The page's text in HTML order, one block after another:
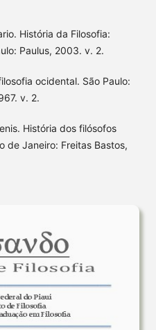
História da Filosofia:
Paulus, 2003. v. 2.
ocidental. São Paulo:
v. 2.
História dos filósofos
de Janeiro: Freitas Bastos,